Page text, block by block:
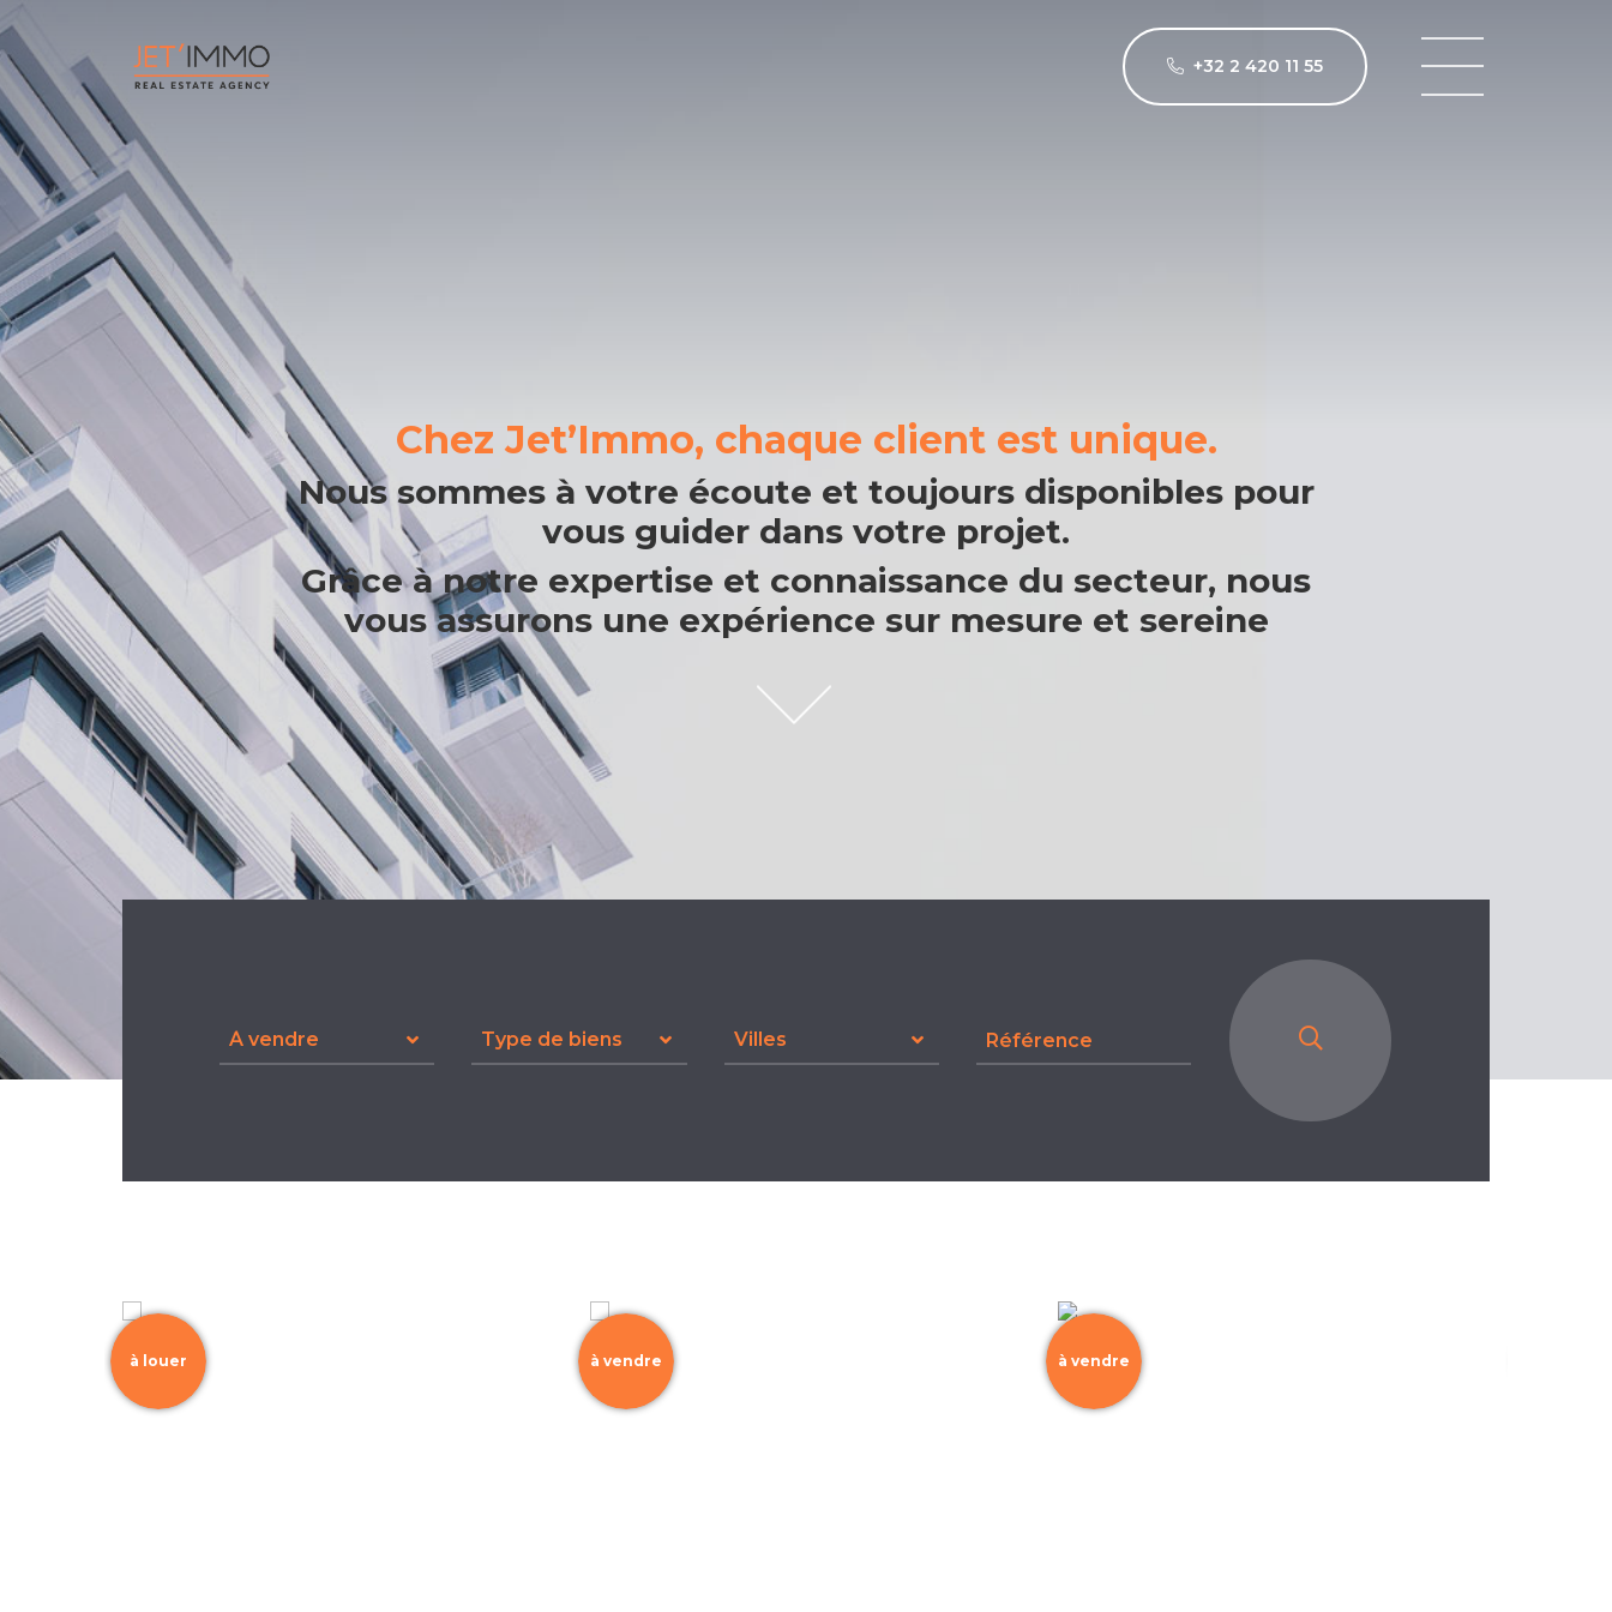
+32 2 420 11 55
le bien de vos rêves
Chez Jet’Immo, chaque client est unique.
Nous sommes à votre écoute et toujours disponibles pour
vous guider dans votre projet.
Grâce à notre expertise et connaissance du secteur, nous
vous assurons une expérience sur mesure et sereine
À vendre Type de biens Villes
à louer à vendre à vendre